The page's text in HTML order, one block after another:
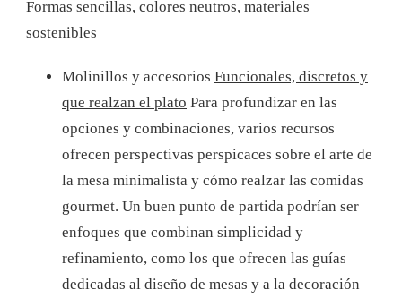
Formas sencillas, colores neutros, materiales
sostenibles
Molinillos y accesorios Funcionales, discretos y
que realzan el plato Para profundizar en las
opciones y combinaciones, varios recursos
ofrecen perspectivas perspicaces sobre el arte de
la mesa minimalista y cómo realzar las comidas
gourmet. Un buen punto de partida podrían ser
enfoques que combinan simplicidad y
refinamiento, como los que ofrecen las guías
dedicadas al diseño de mesas y a la decoración